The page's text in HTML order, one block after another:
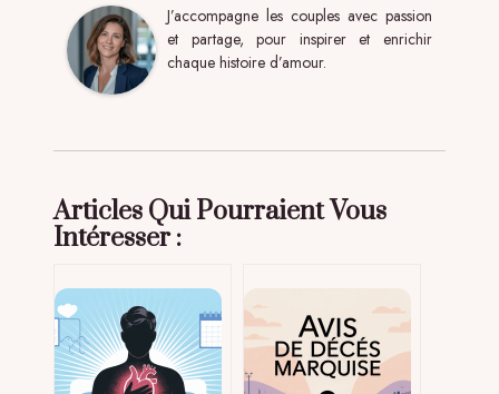
J’accompagne les couples avec passion
et partage, pour inspirer et enrichir
chaque histoire d’amour.
Articles Qui Pourraient Vous
Intéresser :